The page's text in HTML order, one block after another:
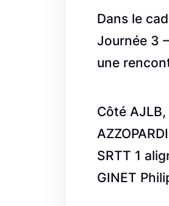
Dans le
Journée 3
une
Côté
SRTT 1
GINET